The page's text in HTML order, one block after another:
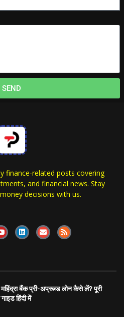
SEND
finance-related posts covering
and financial news. Stay
decisions with us.
बैंक प्री-अप्रूव्ड लोन कैसे लें? पूरी
हिंदी में